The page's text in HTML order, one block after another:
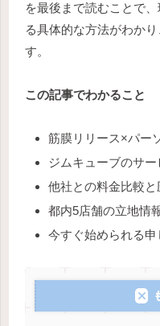
を最後まで読むことで
る具体的な方法がわか
す。
この記事でわかること
筋膜リリース×パー
ジムキューブのサ
他社との料金比較
都内5店舗の立地情
今すぐ始められる